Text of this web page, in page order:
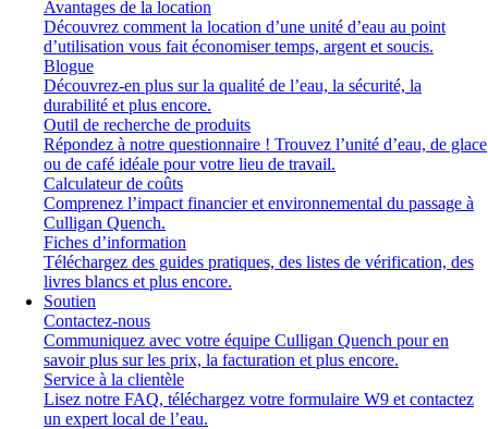
Avantages de la location
Découvrez comment la location d’une unité d’eau au point
d’utilisation vous fait économiser temps, argent et soucis.
Blogue
Découvrez-en plus sur la qualité de l’eau, la sécurité, la
durabilité et plus encore.
Outil de recherche de produits
Répondez à notre questionnaire ! Trouvez l’unité d’eau, de glace
ou de café idéale pour votre lieu de travail.
Calculateur de coûts
Comprenez l’impact financier et environnemental du passage à
Culligan Quench.
Fiches d’information
Téléchargez des guides pratiques, des listes de vérification, des
livres blancs et plus encore.
Soutien
Contactez-nous
Communiquez avec votre équipe Culligan Quench pour en
savoir plus sur les prix, la facturation et plus encore.
Service à la clientèle
Lisez notre FAQ, téléchargez votre formulaire W9 et contactez
un expert local de l’eau.